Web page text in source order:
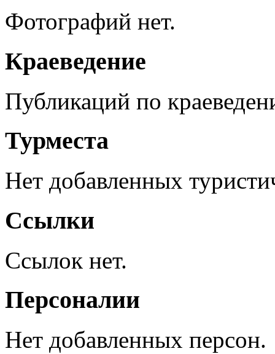
Фотографий нет.
Краеведение
Публикаций по
Турместа
Нет добавленных
Ссылки
Ссылок нет.
Персоналии
Нет добавленных персон.